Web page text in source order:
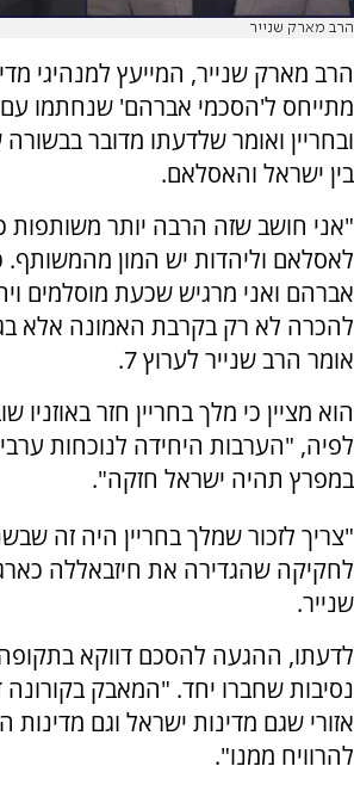
הרב מארק שנייר
הרב מארק שנייר, המייעץ למנהיגי
מתייחס ל'הסכמי אברהם' שנחתמו עם
ובחריין ואומר שלדעתו מדובר
בין ישראל והאסלאם.
"אני חושב שזה הרבה יותר משותפות
לאסלאם וליהדות יש המון מהמשותף.
אברהם ואני מרגיש שכעת מוסלמים
להכרה לא רק בקרבת האמונה אלא
אומר הרב שנייר לערוץ 7.
הוא מציין כי מלך בחריין חזר באוזניו
לפיה, "הערבות היחידה לנוכחות
במפרץ תהיה ישראל חזקה".
לחקיקה שהגדירה את חיזבאללה
שנייר.
לדעתו, ההגעה להסכם דווקא
נסיבות שחברו יחד. "המאבק בקורונה
אזורי שגם מדינות ישראל וגם מדינות
להרוויח ממנו".